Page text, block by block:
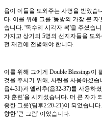
욥이 이들을 도와주는 사명을 받았습
다. 이를 위해 그를 '동방의 가장 큰 자
습니다. '독수리 시각자 복'을 주셨습
가지고 상기의 5명의 선지자들을 도
전 재건에 전념해야 합니다.
이를 위해 그에게 Double Blessings이
것을 주시기 위해, 사탄을 사용하셨
욥4-31)과 엘리후(욥32-37)를 사용하
자 훈련'을 시키셨습니다. 더 큰 자가
중한 그릇'(딤후2:20-21)이 되었습니
향한 '큰 그림' 이었습니다.